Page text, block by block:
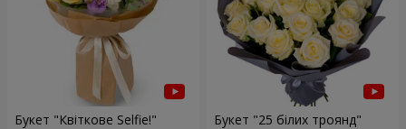
Букет "Квіткове Selfie!" Букет "25 білих троянд"